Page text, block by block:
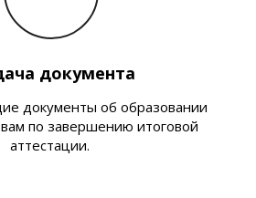
документа
документы об образовании
по завершению итоговой
аттестации.